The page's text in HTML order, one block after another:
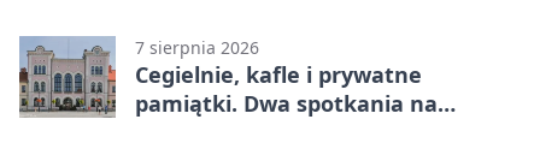
7 sierpnia 2026
Cegielnie, kafle i prywatne
pamiątki. Dwa spotkania na